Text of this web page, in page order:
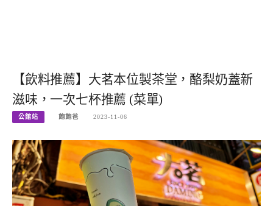
【飲料推薦】大茗本位製茶堂，酪梨奶蓋新
滋味，一次七杯推薦 (菜單)
公館站 飽飽爸 2023-11-06